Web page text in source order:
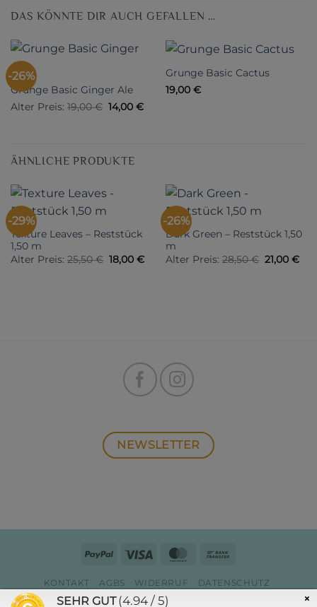
DAS KÖNNTE DIR AUCH GEFALLEN …
-26%
Grunge Basic Ginger Ale
Alter Preis: 19,00€ Ursprünglicher
Preis
14,00 €Aktueller
Grunge Basic Cactus
19,00 €
ÄHNLICHE PRODUKTE
-29%
Texture Leaves – Reststück
1,50 m
Alter Preis: 25,50€ Ursprünglicher
Preis
18,00 €Aktueller
-26%
Dark Green – Reststück 1,50
m
Alter Preis: 28,50€
Preis
21,00 €
NEWSLETTER
PayPal Visa MasterCard
KONTAKT AGBS WIDERRUF
DATENSCHUTZ
ZAHLUNG & VERSAND
IMPRESSUM ×
SEHR GUT (4.94 / 5)